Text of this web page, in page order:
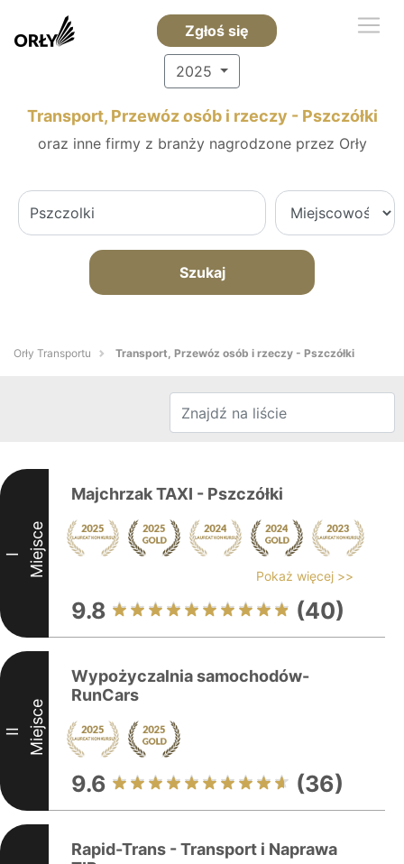
Zgłoś się
2025
Transport, Przewóz osób i rzeczy - Pszczółki
oraz inne firmy z branży nagrodzone przez Orły
Szukaj
Orły Transportu Transport, Przewóz osób i rzeczy - Pszczółki
I Miejsce
Majchrzak TAXI - Pszczółki
Pokaż więcej >>
9.8 (40)
II Miejsce
Wypożyczalnia samochodów-
RunCars
9.6 (36)
Rapid-Trans - Transport i Naprawa